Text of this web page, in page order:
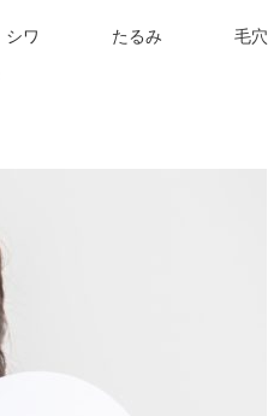
シワ たるみ 毛穴